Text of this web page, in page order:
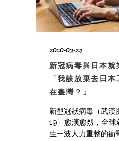
2020-03-24
新冠病毒與日本就
「我該放棄去日
在臺灣？」
新型冠狀病毒（武漢
19）愈演愈烈，全球
生一波人力重整的衝